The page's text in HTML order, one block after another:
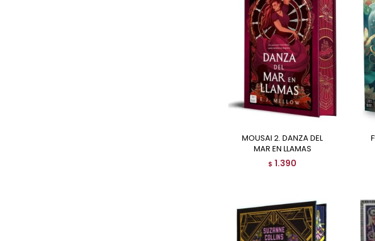
MOUSAI 2. DANZA DEL
MAR EN LLAMAS
$ 1.390
FUEGO Y METAL 1. METAL